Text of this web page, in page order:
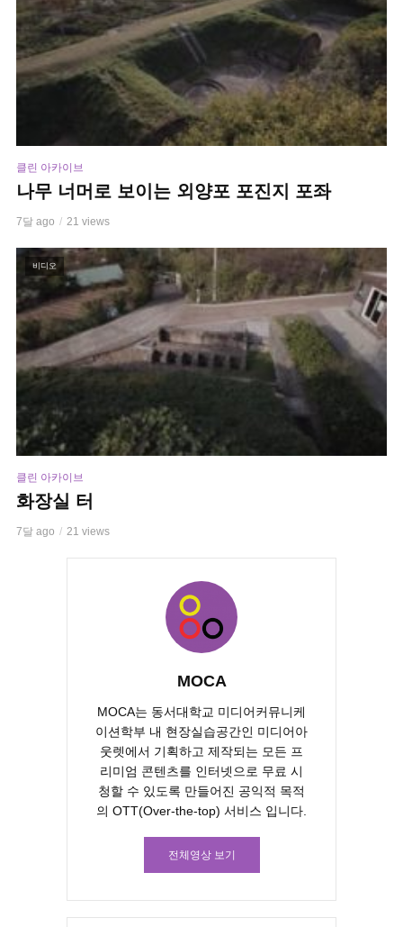
클린 아카이브
나무 너머로 보이는 외양포 포진지 포좌
7달 ago 21 views
비디오
클린 아카이브
화장실 터
7달 ago 21 views
MOCA
MOCA는 동서대학교 미디어커뮤니케
이션학부 내 현장실습공간인 미디어아
웃렛에서 기획하고 제작되는 모든 프
리미엄 콘텐츠를 인터넷으로 무료 시
청할 수 있도록 만들어진 공익적 목적
의 OTT(Over-the-top) 서비스 입니다.
전체영상 보기